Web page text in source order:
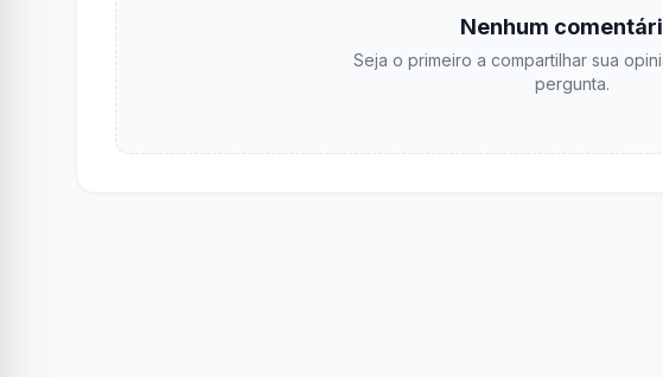
Nenhum
Seja o primeiro a compartilhar sua
pergunta.